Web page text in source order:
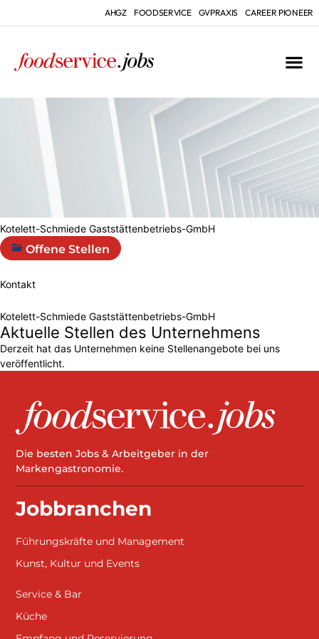
AHGZ FOODSERVICE GVPRAXIS CAREER PIONEER
Kotelett-Schmiede Gaststättenbetriebs-GmbH
Offene Stellen
Kontakt
Kotelett-Schmiede Gaststättenbetriebs-GmbH
Aktuelle Stellen des Unternehmens
Derzeit hat das Unternehmen keine Stellenangebote bei uns
veröffentlicht.
Die besten Jobs & Arbeitgeber in der
Markengastronomie.
Jobbranchen
Führungskräfte und Management
Kunst, Kultur und Events
Service & Bar
Küche